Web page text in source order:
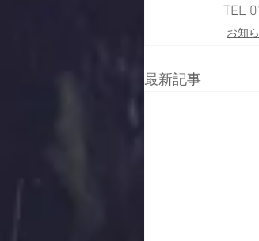
TEL
お知
最新記事